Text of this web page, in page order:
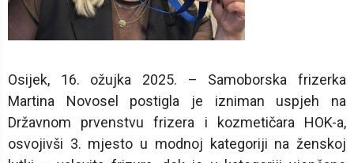
Osijek, 16. ožujka 2025. – Samoborska frizerka
Martina Novosel postigla je izniman uspjeh na
Državnom prvenstvu frizera i kozmetičara HOK-a,
osvojivši 3. mjesto u modnoj kategoriji na ženskoj